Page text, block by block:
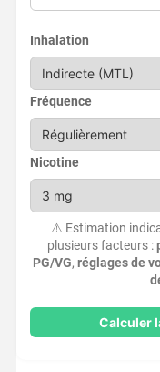
Inhalation
Fréquence
Nicotine
⚠️ Estimation
plusieurs facteurs :
PG/VG,réglages de
Calculer